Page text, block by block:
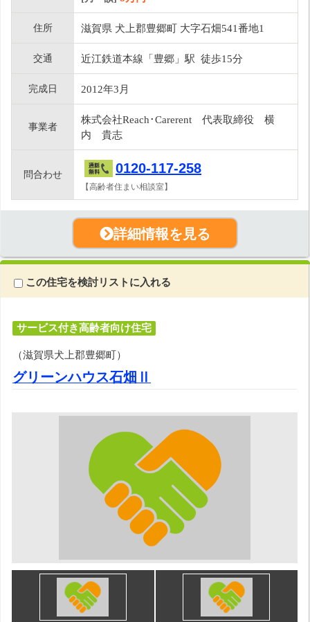
住所 滋賀県 犬上郡豊郷町 大字石畑541番地1
交通 近江鉄道本線「豊郷」駅 徒歩15分
完成日 2012年3月
事業者
株式会社Reach･Carerent 代表取締役 横
内 貴志
問合わせ 0120-117-258
【高齢者住まい相談室】
詳細情報を見る
この住宅を検討リストに入れる
サービス付き高齢者向け住宅
（滋賀県犬上郡豊郷町）
グリーンハウス石畑Ⅱ